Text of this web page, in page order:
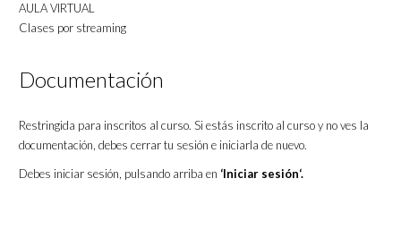
AULA VIRTUAL
Clases por streaming
Documentación
Restringida para inscritos al curso. Si estás inscrito al curso y no ves la
documentación, debes cerrar tu sesión e iniciarla de nuevo.
Debes iniciar sesión, pulsando arriba en ‘Iniciar sesión‘.